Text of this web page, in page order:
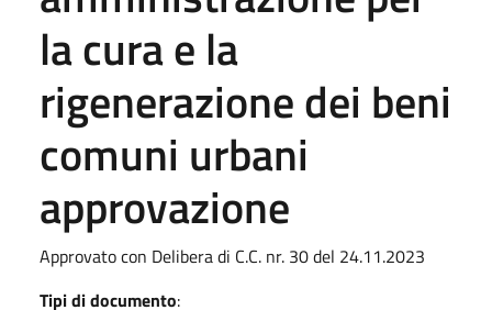
la cura e la
rigenerazione dei beni
comuni urbani
approvazione
Approvato con Delibera di C.C. nr. 30 del 24.11.2023
Tipi di documento: